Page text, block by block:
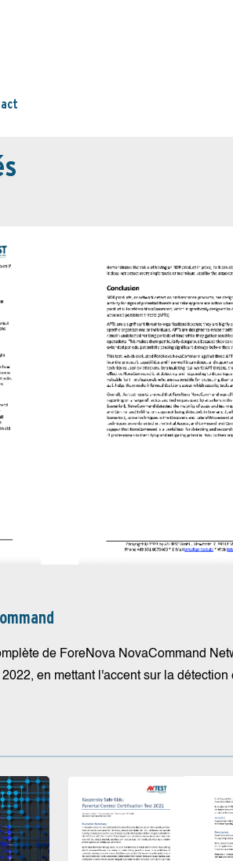
de ForeNova NovaCommand
en mettant l'accent sur la détection